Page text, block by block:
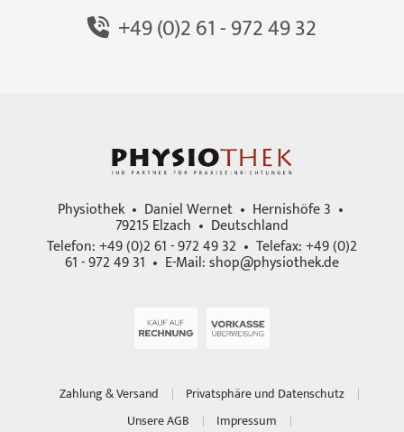
+49 (0)2 61 - 972 49 32
Physiothek • Daniel Wernet • Hernishöfe 3 •
79215 Elzach • Deutschland
Telefon: +49 (0)2 61 - 972 49 32 • Telefax: +49 (0)2
61 - 972 49 31 • E-Mail:shop@physiothek.de
Zahlung & Versand
Privatsphäre und Datenschutz
Unsere AGB
Impressum